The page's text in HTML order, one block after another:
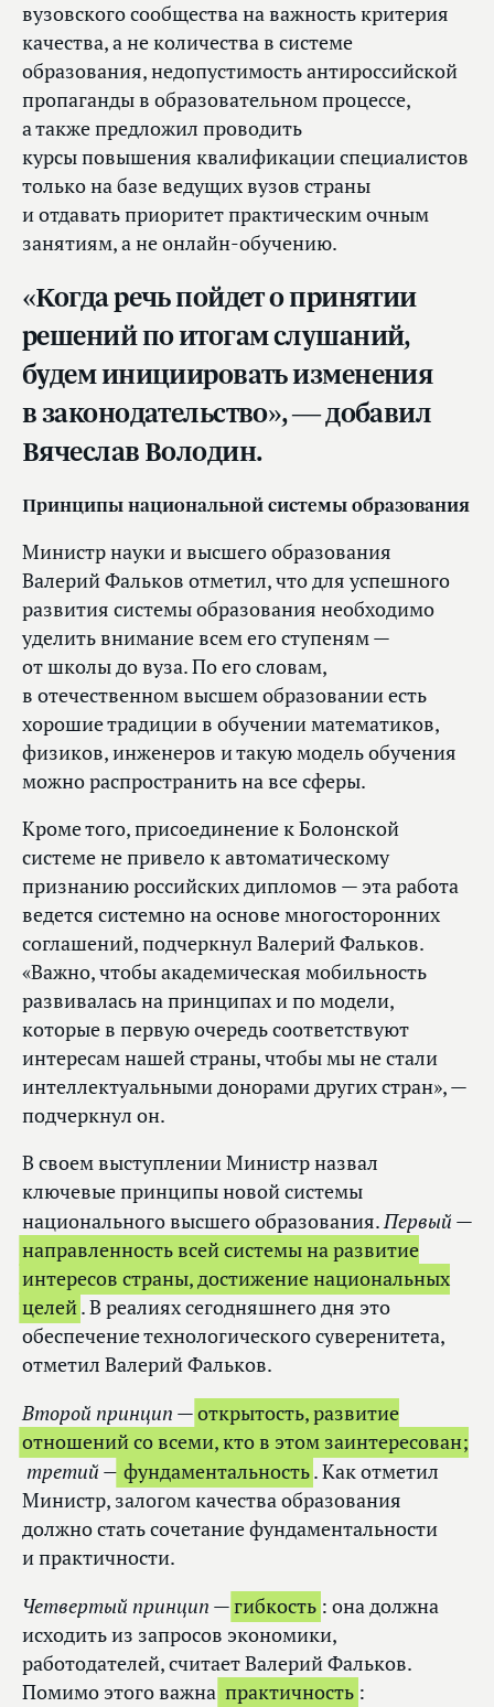
вузовского сообщества на важность критерия
качества, а не количества в системе
образования, недопустимость антироссийской
пропаганды в образовательном процессе,
а также предложил проводить
курсы повышения квалификации специалистов
только на базе ведущих вузов страны
и отдавать приоритет практическим очным
занятиям, а не онлайн-обучению.
«Когда речь пойдет о принятии
решений по итогам слушаний,
будем инициировать изменения
в законодательство», — добавил
Вячеслав Володин.
Принципы национальной системы образования
Министр науки и высшего образования
Валерий Фальков отметил, что для успешного
развития системы образования необходимо
уделить внимание всем его ступеням —
от школы до вуза. По его словам,
в отечественном высшем образовании есть
хорошие традиции в обучении математиков,
физиков, инженеров и такую модель обучения
можно распространить на все сферы.
Кроме того, присоединение к Болонской
системе не привело к автоматическому
признанию российских дипломов — эта работа
ведется системно на основе многосторонних
соглашений, подчеркнул Валерий Фальков.
«Важно, чтобы академическая мобильность
развивалась на принципах и по модели,
которые в первую очередь соответствуют
интересам нашей страны, чтобы мы не стали
интеллектуальными донорами других стран», —
подчеркнул он.
В своем выступлении Министр назвал
ключевые принципы новой системы
национального высшего образования.Первый —
направленность всей системы на развитие
интересов страны, достижение национальных
целей. В реалиях сегодняшнего дня это
обеспечение технологического суверенитета,
отметил Валерий Фальков.
Второй принцип —открытость, развитие
отношений со всеми, кто в этом заинтересован;
третий — фундаментальность. Как отметил
Министр, залогом качества образования
должно стать сочетание фундаментальности
и практичности.
Четвертый принцип —гибкость : она должна
исходить из запросов экономики,
работодателей, считает Валерий Фальков.
Помимо этого важна практичность :